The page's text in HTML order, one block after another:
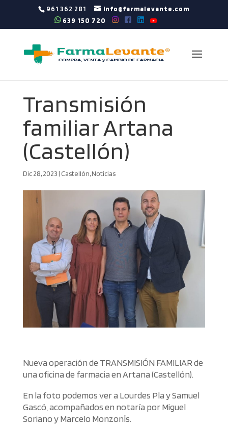
961 362 281 info@farmalevante.com
639 150 720
Transmisión
familiar Artana
(Castellón)
Dic 28, 2023| Castellón,Noticias
Nueva operación de TRANSMISIÓN FAMILIAR de
una oficina de farmacia en Artana (Castellón).
En la foto podemos ver a Lourdes Pla y Samuel
Gascó, acompañados en notaría por Miguel
Soriano y Marcelo MonzonÍs.